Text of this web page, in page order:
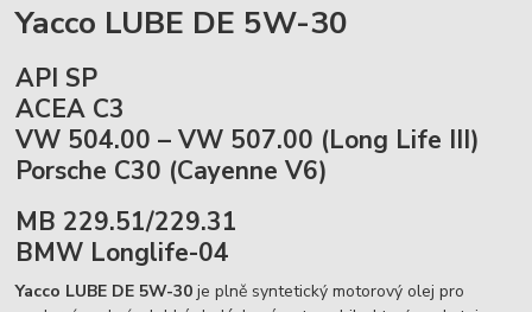
Yacco LUBE DE 5W-30
API SP
ACEA C3
VW 504.00 – VW 507.00 (Long Life III)
Porsche C30 (Cayenne V6)
MB 229.51/229.31
BMW Longlife-04
Yacco LUBE DE 5W-30 je plně syntetický motorový olej pro